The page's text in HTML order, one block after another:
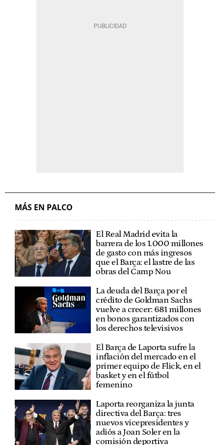
MÁS EN PALCO
El Real Madrid evita la
barrera de los 1.000 millones
de gasto con más ingresos
que el Barça: el lastre de las
obras del Camp Nou
La deuda del Barça por el
crédito de Goldman Sachs
vuelve a crecer: 681 millones
en bonos garantizados con
los derechos televisivos
El Barça de Laporta sufre la
inflación del mercado en el
primer equipo de Flick, en el
basket y en el fútbol
femenino
Laporta reorganiza la junta
directiva del Barça: tres
nuevos vicepresidentes y
adiós a Joan Soler en la
comisión deportiva